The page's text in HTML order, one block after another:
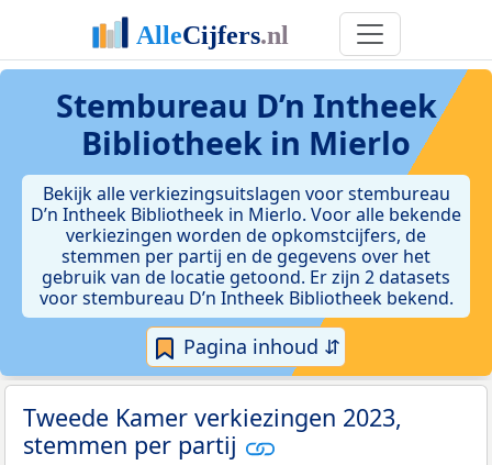
Stembureau D’n Intheek
Bibliotheek in Mierlo
Bekijk alle verkiezingsuitslagen voor stembureau
D’n Intheek Bibliotheek in Mierlo. Voor alle bekende
verkiezingen worden de opkomstcijfers, de
stemmen per partij en de gegevens over het
gebruik van de locatie getoond. Er zijn 2 datasets
voor stembureau D’n Intheek Bibliotheek bekend.
Pagina inhoud ⇵
Tweede Kamer verkiezingen 2023,
stemmen per partij